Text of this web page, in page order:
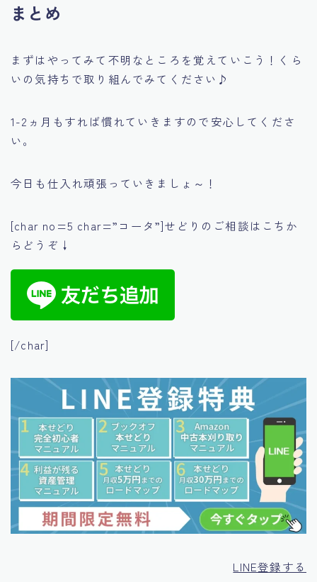
まとめ
まずはやってみて不明なところを覚えていこう！くら
いの気持ちで取り組んでみてください♪
1-2ヵ月もすれば慣れていきますので安心してくださ
い。
今日も仕入れ頑張っていきましょ～！
[char no=5 char=”コータ”]せどりのご相談はこちか
らどうぞ↓
[/char]
LINE登録する